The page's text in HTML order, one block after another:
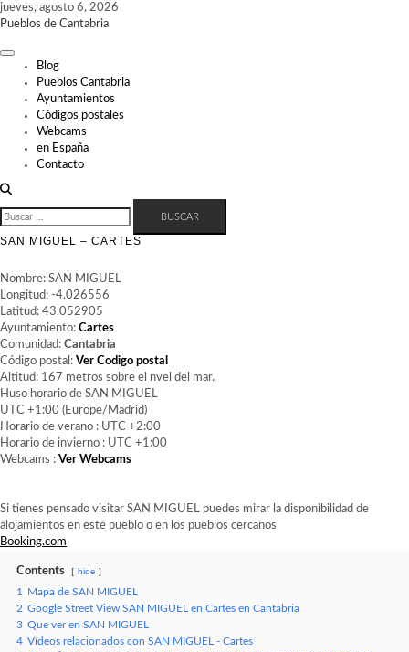
Skip
to
jueves, agosto 6, 2026
Pueblos de Cantabria
Blog
Pueblos Cantabria
Ayuntamientos
Códigos postales
Webcams
en España
Contacto
BUSCAR:
SAN MIGUEL – CARTES
Nombre: SAN MIGUEL
Longitud: -4.026556
Latitud: 43.052905
Ayuntamiento: Cartes
Comunidad: Cantabria
Código postal: Ver Codigo postal
Altitud: 167 metros sobre el nvel del mar.
Huso horario de SAN MIGUEL
UTC +1:00 (Europe/Madrid)
Horario de verano : UTC +2:00
Horario de invierno : UTC +1:00
Webcams : Ver Webcams
Si tienes pensado visitar SAN MIGUEL puedes mirar la disponibilidad de
alojamientos en este pueblo o en los pueblos cercanos
Booking.com
Contents hide
1
Mapa de SAN MIGUEL
2 Google Street View SAN MIGUEL en Cartes en Cantabria
3 Que ver en SAN MIGUEL
4 Vídeos relacionados con SAN MIGUEL - Cartes